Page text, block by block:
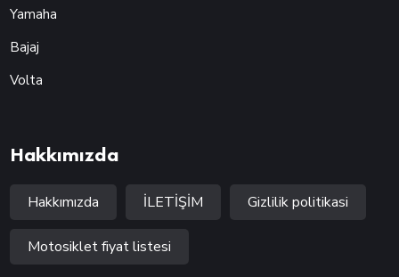
Yamaha
Bajaj
Volta
Hakkımızda
Hakkımızda İLETİŞİM Gizlilik politikasi
Motosiklet fiyat listesi